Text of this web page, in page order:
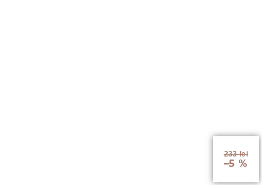
233 lei
–5 %